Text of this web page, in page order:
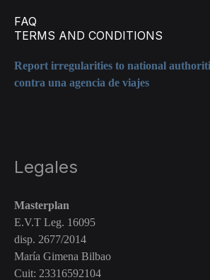
FAQ
TERMS AND CONDITIONS
Report irregularities to national
contra una agencia de viajes
Legales
Masterplan
E.V.T Leg. 16095
disp. 2677/2014
María Gimena Bilbao
Cuit: 23316592104